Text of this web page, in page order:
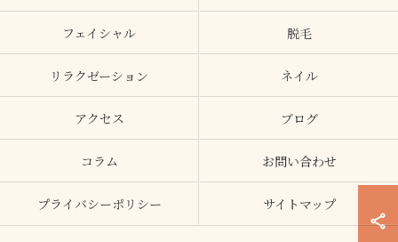
フェイシャル 脱毛
リラクゼーション ネイル
アクセス ブログ
コラム お問い合わせ
プライバシーポリシー サイトマップ